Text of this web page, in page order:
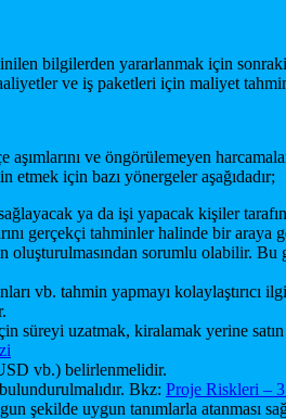
bilgilerden yararlanmak için
ve iş paketleri için maliyet
ve öngörülemeyen
için bazı yönergeler aşağıdadır;
ya da işi yapacak kişiler
gerçekçi tahminler halinde bir
sorumlu olabilir.
vb. tahmin yapmayı kolaylaştırıcı
süreyi uzatmak, kiralamak yerine
vb.) belirlenmelidir.
Bkz: Proje Riskleri –
şekilde uygun tanımlarla atanması